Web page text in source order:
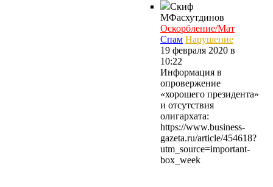
Скиф
МФасхутдинов
Оскорбление/Мат
Спам Нарушение
19 февраля 2020 в
10:22
Информация в
опровержение
«хорошего президента»
и отсутствия
олигархата:
https://www.business-
gazeta.ru/article/454618?
utm_source=important-
box_week